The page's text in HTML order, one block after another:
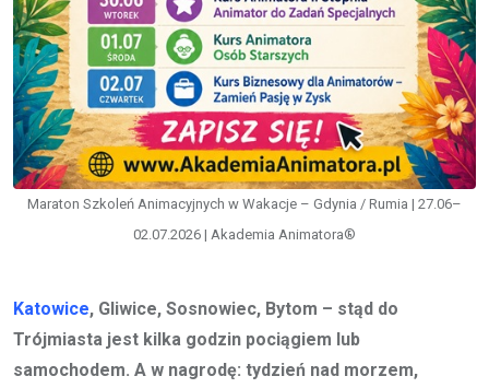
Maraton Szkoleń Animacyjnych w Wakacje – Gdynia / Rumia | 27.06–
02.07.2026 | Akademia Animatora®
Katowice, Gliwice, Sosnowiec, Bytom – stąd do
Trójmiasta jest kilka godzin pociągiem lub
samochodem. A w nagrodę: tydzień nad morzem,